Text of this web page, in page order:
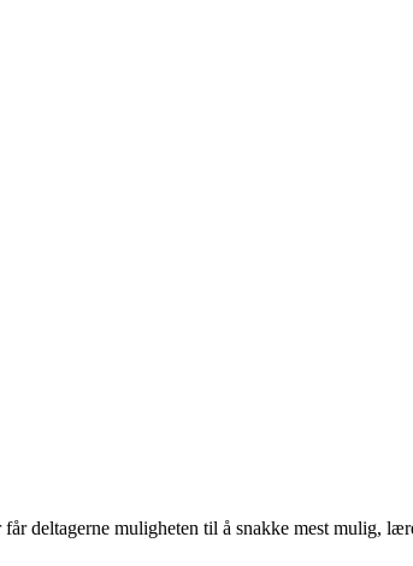
deltagerne muligheten til å snakke mest mulig,